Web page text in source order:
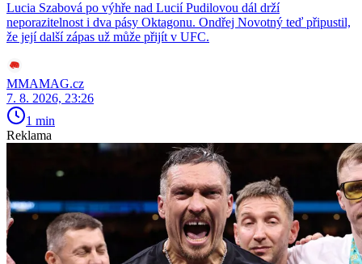
Lucia Szabová po výhře nad Lucií Pudilovou dál drží
neporazitelnost i dva pásy Oktagonu. Ondřej Novotný teď připustil,
že její další zápas už může přijít v UFC.
MMAMAG.cz
7. 8. 2026, 23:26
1 min
Reklama